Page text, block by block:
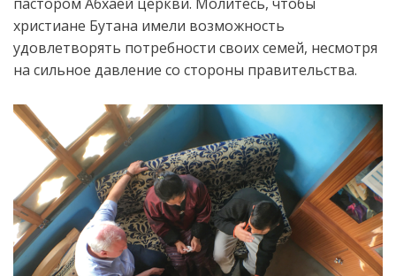
христиане Бутана имели возможность
удовлетворять потребности своих семей, несмотря
на сильное давление со стороны правительства.